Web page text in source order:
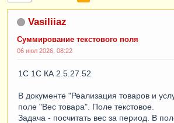
Vasiliiaz
Суммирование текстового поля
06 июл 2026, 08:22
1C 1С КА 2.5.27.52
В документе "Реализация товаров и
поле "Вес товара". Поле текстовое.
Задача - посчитать вес за период. В